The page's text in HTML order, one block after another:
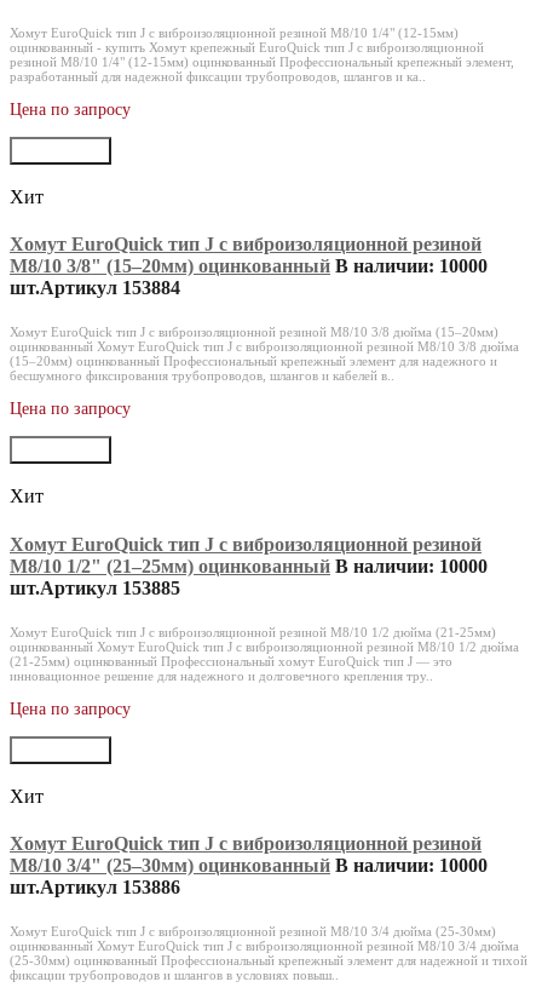
Хомут EuroQuick тип J с виброизоляционной резиной M8/10 1/4" (12-15мм)
оцинкованный - купить Хомут крепежный EuroQuick тип J с виброизоляционной
резиной M8/10 1/4" (12-15мм) оцинкованный Профессиональный крепежный элемент,
разработанный для надежной фиксации трубопроводов, шлангов и ка..
Цена по запросу
Хит
Хомут EuroQuick тип J с виброизоляционной резиной
M8/10 3/8" (15‒20мм) оцинкованный В наличии: 10000
шт.Артикул 153884
Хомут EuroQuick тип J с виброизоляционной резиной M8/10 3/8 дюйма (15–20мм)
оцинкованный Хомут EuroQuick тип J с виброизоляционной резиной M8/10 3/8 дюйма
(15–20мм) оцинкованный Профессиональный крепежный элемент для надежного и
бесшумного фиксирования трубопроводов, шлангов и кабелей в..
Цена по запросу
Хит
Хомут EuroQuick тип J с виброизоляционной резиной
M8/10 1/2" (21‒25мм) оцинкованный В наличии: 10000
шт.Артикул 153885
Хомут EuroQuick тип J с виброизоляционной резиной M8/10 1/2 дюйма (21-25мм)
оцинкованный Хомут EuroQuick тип J с виброизоляционной резиной M8/10 1/2 дюйма
(21-25мм) оцинкованный Профессиональный хомут EuroQuick тип J — это
инновационное решение для надежного и долговечного крепления тру..
Цена по запросу
Хит
Хомут EuroQuick тип J с виброизоляционной резиной
M8/10 3/4" (25‒30мм) оцинкованный В наличии: 10000
шт.Артикул 153886
Хомут EuroQuick тип J с виброизоляционной резиной M8/10 3/4 дюйма (25-30мм)
оцинкованный Хомут EuroQuick тип J с виброизоляционной резиной M8/10 3/4 дюйма
(25-30мм) оцинкованный Профессиональный крепежный элемент для надежной и тихой
фиксации трубопроводов и шлангов в условиях повыш..